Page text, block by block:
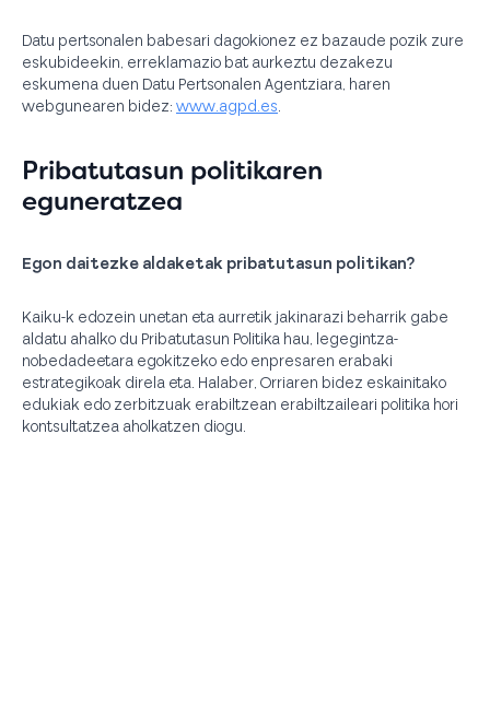
Datu pertsonalen babesari dagokionez ez bazaude pozik zure
eskubideekin, erreklamazio bat aurkeztu dezakezu
eskumena duen Datu Pertsonalen Agentziara, haren
webgunearen bidez: www.agpd.es.
Pribatutasun politikaren
eguneratzea
Egon daitezke aldaketak pribatutasun politikan?
Kaiku-k edozein unetan eta aurretik jakinarazi beharrik gabe
aldatu ahalko du Pribatutasun Politika hau, legegintza-
nobedadeetara egokitzeko edo enpresaren erabaki
estrategikoak direla eta. Halaber, Orriaren bidez eskainitako
edukiak edo zerbitzuak erabiltzean erabiltzaileari politika hori
kontsultatzea aholkatzen diogu.